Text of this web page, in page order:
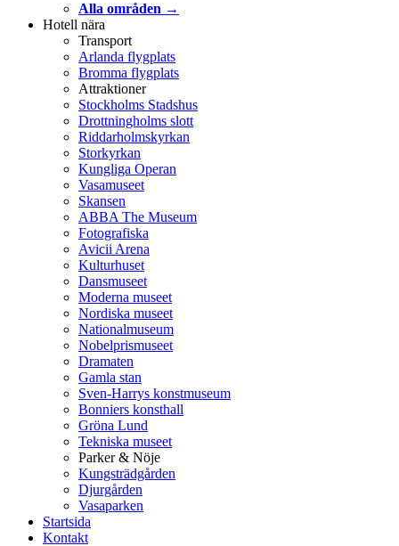
Alla områden →
Hotell nära
Transport
Arlanda flygplats
Bromma flygplats
Attraktioner
Stockholms Stadshus
Drottningholms slott
Riddarholmskyrkan
Storkyrkan
Kungliga Operan
Vasamuseet
Skansen
ABBA The Museum
Fotografiska
Avicii Arena
Kulturhuset
Dansmuseet
Moderna museet
Nordiska museet
Nationalmuseum
Nobelprismuseet
Dramaten
Gamla stan
Sven-Harrys konstmuseum
Bonniers konsthall
Gröna Lund
Tekniska museet
Parker & Nöje
Kungsträdgården
Djurgården
Vasaparken
Startsida
Kontakt